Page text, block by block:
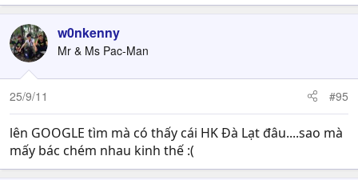
w0nkenny
Mr & Ms Pac-Man
25/9/11 #95
lên GOOGLE tìm mà có thấy cái HK Đà Lạt đâu....sao mà
mấy bác chém nhau kinh thế :(